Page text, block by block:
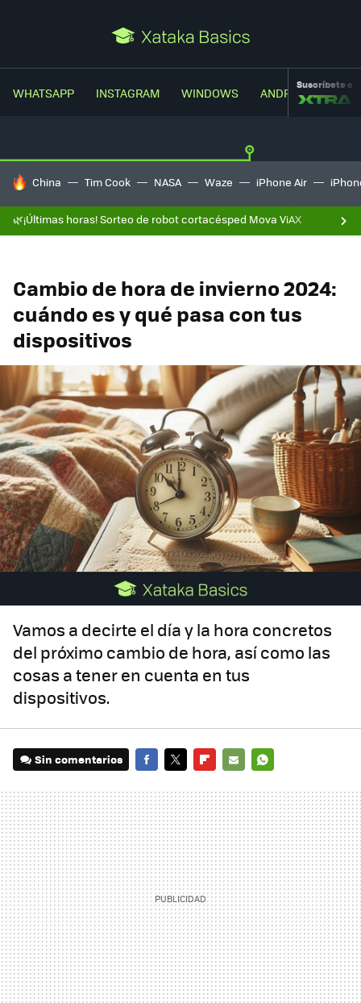
WHATSAPP INSTAGRAM WINDOWS ANDROIDSuscríbete a
HOY SE HABLA DE
China Tim Cook NASA Waze iPhone Air
🌿¡Últimas horas! Sorteo de robot cortacésped Mova ViAX
Cambio de hora de invierno 2024:
cuándo es y qué pasa con tus
dispositivos
Vamos a decirte el día y la hora concretos
del próximo cambio de hora, así como las
cosas a tener en cuenta en tus
dispositivos.
Sin comentarios
MAIL